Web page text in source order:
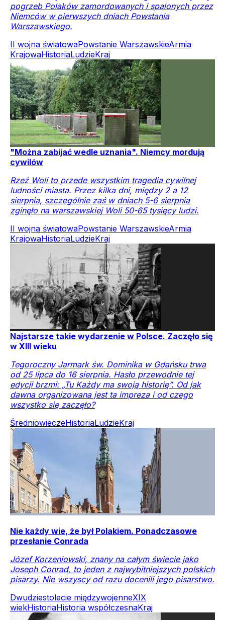
pogrzeb Polaków zamordowanych i spalonych przez
Niemców w pierwszych dniach Powstania
Warszawskiego.
II wojna światowaPowstanie WarszawskieArmia
KrajowaHistoriaLudzieKraj
"Można zabijać wedle uznania". Niemcy mordują
cywilów
Rzeź Woli to przede wszystkim tragedia cywilnej
ludności miasta. Przez kilka dni, między 2 a 12
sierpnia, szczególnie zaś w dniach 5-6 sierpnia
zginęło na warszawskiej Woli 50-65 tysięcy ludzi.
II wojna światowaPowstanie WarszawskieArmia
KrajowaHistoriaLudzieKraj
Najstarsze takie wydarzenie w Polsce. Zaczęło się
w XIII wieku
Tegoroczny Jarmark św. Dominika w Gdańsku trwa
od 25 lipca do 16 sierpnia. Hasło przewodnie tej
edycji brzmi: „Tu Każdy ma swoją historię”. Od jak
dawna organizowana jest ta impreza i od czego
wszystko się zaczęło?
ŚredniowieczeHistoriaLudzieKraj
Nie każdy wie, że był Polakiem. Ponadczasowe
przesłanie Conrada
Józef Korzeniowski, znany na całym świecie jako
Joseph Conrad, to jeden z najwybitniejszych polskich
pisarzy. Nie wszyscy od razu docenili jego pisarstwo.
Dwudziestolecie międzywojenneXIX
wiekHistoriaHistoria współczesnaKraj